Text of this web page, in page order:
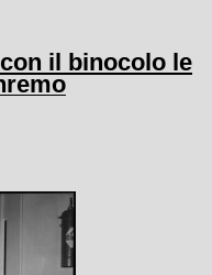
il binocolo le